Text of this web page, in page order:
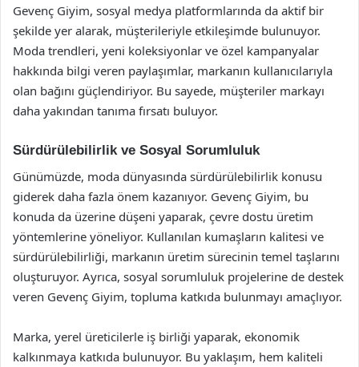
Gevenç Giyim, sosyal medya platformlarında da aktif bir
şekilde yer alarak, müşterileriyle etkileşimde bulunuyor.
Moda trendleri, yeni koleksiyonlar ve özel kampanyalar
hakkında bilgi veren paylaşımlar, markanın kullanıcılarıyla
olan bağını güçlendiriyor. Bu sayede, müşteriler markayı
daha yakından tanıma fırsatı buluyor.
Sürdürülebilirlik ve Sosyal Sorumluluk
Günümüzde, moda dünyasında sürdürülebilirlik konusu
giderek daha fazla önem kazanıyor. Gevenç Giyim, bu
konuda da üzerine düşeni yaparak, çevre dostu üretim
yöntemlerine yöneliyor. Kullanılan kumaşların kalitesi ve
sürdürülebilirliği, markanın üretim sürecinin temel taşlarını
oluşturuyor. Ayrıca, sosyal sorumluluk projelerine de destek
veren Gevenç Giyim, topluma katkıda bulunmayı amaçlıyor.
Marka, yerel üreticilerle iş birliği yaparak, ekonomik
kalkınmaya katkıda bulunuyor. Bu yaklaşım, hem kaliteli